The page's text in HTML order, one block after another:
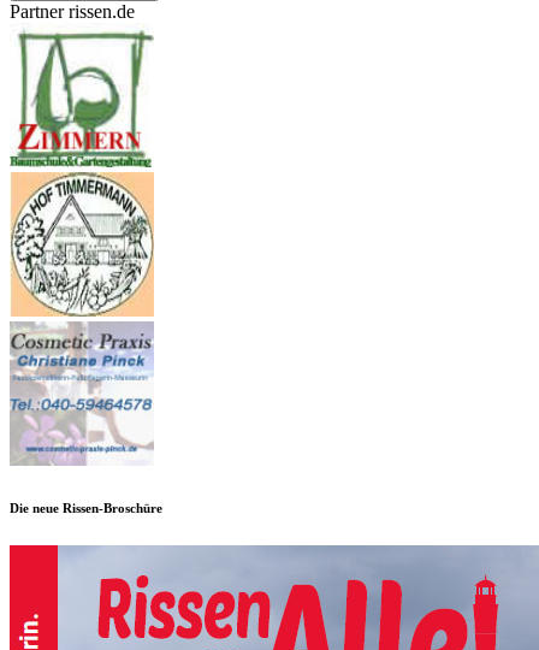
Partner rissen.de
Die neue Rissen-Broschüre